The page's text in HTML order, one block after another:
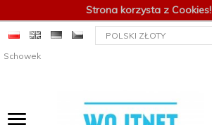
Strona korzysta z Cookies!
currency_h
Schowek